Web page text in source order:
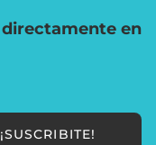
directamente en
¡SUSCRIBITE!